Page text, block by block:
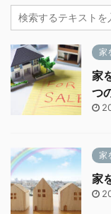
家
家
つ
家
家